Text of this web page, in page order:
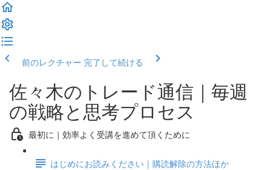
前のレクチャー 完了して続ける
佐々木のトレード通信｜毎週
の戦略と思考プロセス
最初に｜効率よく受講を進めて頂くために
はじめにお読みください｜購読解除の方法ほか